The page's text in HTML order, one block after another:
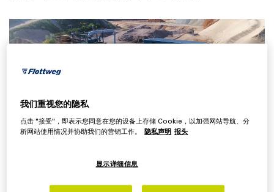
我们重视您的隐私
点击 "接受"，即表示您同意在您的设备上存储 Cookie，以加强网站导航、分
析网站使用情况并协助我们的营销工作。
隐私声明 报头
显示详细信息